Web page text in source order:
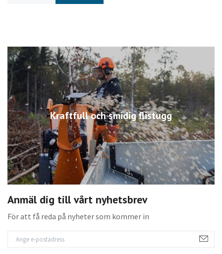
Kraftfull och smidig flistugg
Anmäl dig till vårt nyhetsbrev
För att få reda på nyheter som kommer in